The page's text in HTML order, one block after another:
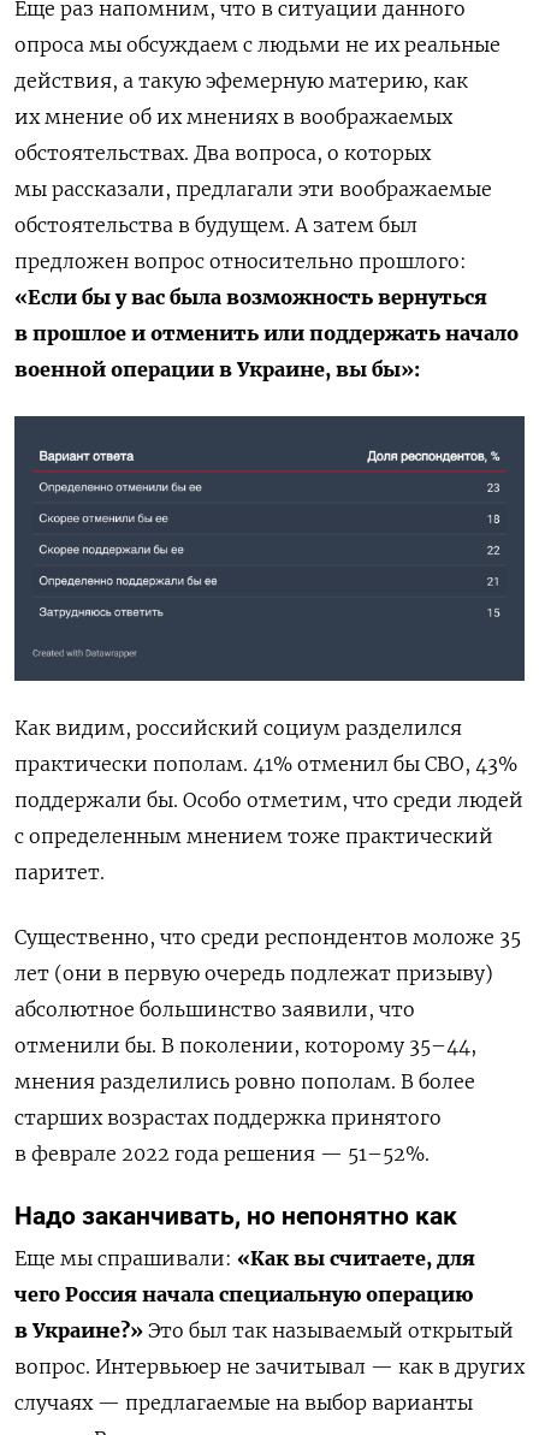
Еще раз напомним, что в ситуации данного
опроса мы обсуждаем с людьми не их реальные
действия, а такую эфемерную материю, как
их мнение об их мнениях в воображаемых
обстоятельствах. Два вопроса, о которых
мы рассказали, предлагали эти воображаемые
обстоятельства в будущем. А затем был
предложен вопрос относительно прошлого:
«Если бы у вас была возможность вернуться
в прошлое и отменить или поддержать начало
военной операции в Украине, вы бы»:
Как видим, российский социум разделился
практически пополам. 41% отменил бы СВО, 43%
поддержали бы. Особо отметим, что среди людей
с определенным мнением тоже практический
паритет.
Существенно, что среди респондентов моложе 35
лет (они в первую очередь подлежат призыву)
абсолютное большинство заявили, что
отменили бы. В поколении, которому 35–44,
мнения разделились ровно пополам. В более
старших возрастах поддержка принятого
в феврале 2022 года решения — 51–52%.
Надо заканчивать, но непонятно как
Еще мы спрашивали: «Как вы считаете, для
чего Россия начала специальную операцию
в Украине?» Это был так называемый открытый
вопрос. Интервьюер не зачитывал — как в других
случаях — предлагаемые на выбор варианты